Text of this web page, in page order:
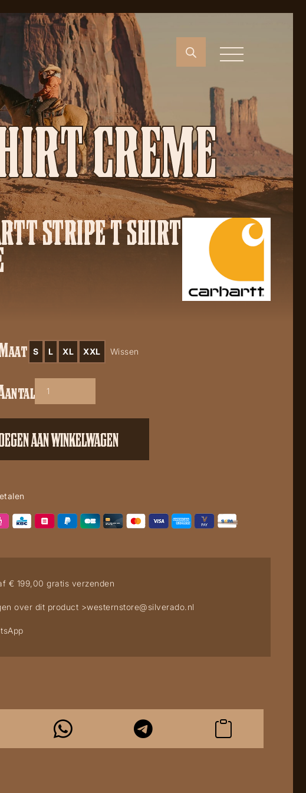
CREME
STRIPE T SHIRT
S L XL XXL Wissen
AAN WINKELWAGEN
€ 199,00 gratis verzenden
over dit product >westernstore@silverado.nl